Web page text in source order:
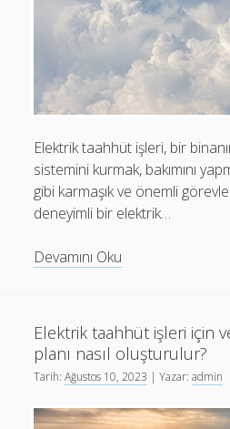
Elektrik taahhüt işleri, bir
sistemini kurmak, bakımını
gibi karmaşık ve önemli
deneyimli bir elektrik…
Devamını Oku
için
uzman
tavsiyeleri
Elektrik taahhüt işleri için
planı nasıl oluşturulur?
Tarih:Ağustos 10, 2023 | Yazar:admin